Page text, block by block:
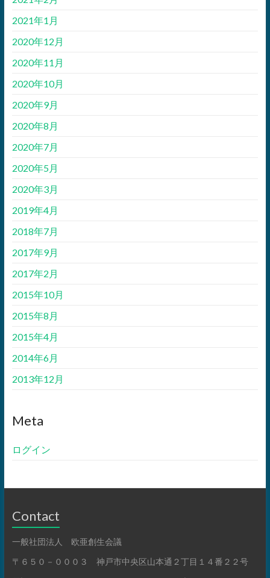
2021年1月
2020年12月
2020年11月
2020年10月
2020年9月
2020年8月
2020年7月
2020年5月
2020年3月
2019年4月
2018年7月
2017年9月
2017年2月
2015年10月
2015年8月
2015年4月
2014年6月
2013年12月
Meta
ログイン
Contact
一般社団法人 欧亜創生会議
〒６５０－０００３ 神戸市中央区山本通２丁目１４番２２号